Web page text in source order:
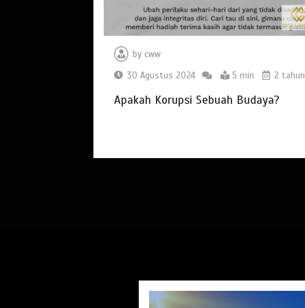
by cww
30 Agustus 2024
5 min 2 tahun
Apakah Korupsi Sebuah Budaya?